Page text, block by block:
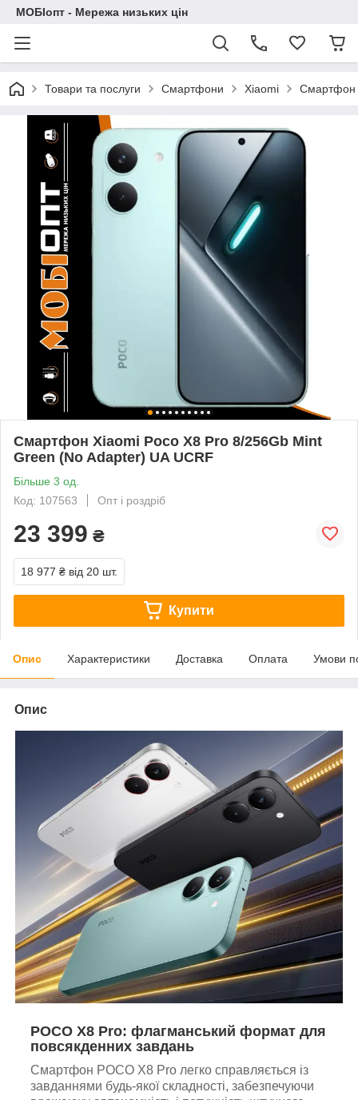
МОБІопт - Мережа низьких цін
Товари та послуги Смартфони Xiaomi Смартфон
Смартфон Xiaomi Poco X8 Pro 8/256Gb Mint
Green (No Adapter) UA UCRF
Більше 3 од.
Код: 107563
Опт і роздріб
23 399 ₴
18 977 ₴ від 20 шт.
Купити
Опис Характеристики Доставка Оплата Умови
Опис
POCO X8 Pro: флагманський формат для
повсякденних завдань
Смартфон POCO X8 Pro легко справляється із
завданнями будь-якої складності, забезпечуючи